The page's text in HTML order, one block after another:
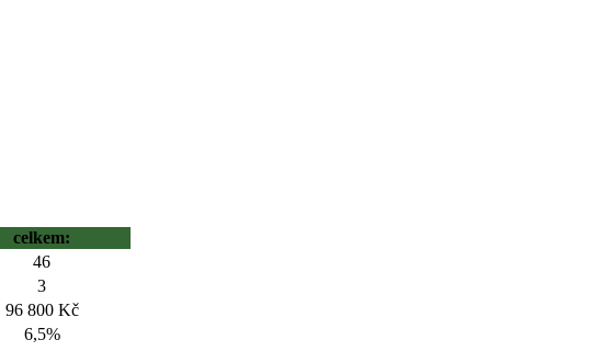
celkem:
46
3
96 800 Kč
6,5%